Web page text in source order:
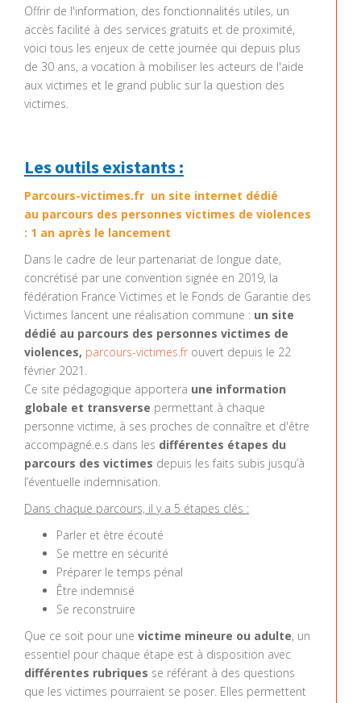
Offrir de l'information, des fonctionnalités utiles, un
accès facilité à des services gratuits et de proximité,
voici tous les enjeux de cette journée qui depuis plus
de 30 ans, a vocation à mobiliser les acteurs de l'aide
aux victimes et le grand public sur la question des
victimes.
Les outils existants :
Parcours-victimes.fr un site internet dédié
au parcours des personnes victimes de violences
: 1 an après le lancement
Dans le cadre de leur partenariat de longue date,
concrétisé par une convention signée en 2019, la
fédération France Victimes et le Fonds de Garantie des
Victimes lancent une réalisation commune : un site
dédié au parcours des personnes victimes de
violences, parcours-victimes.fr ouvert depuis le 22
février 2021.
Ce site pédagogique apportera une information
globale et transverse permettant à chaque
personne victime, à ses proches de connaître et d'être
accompagné.e.s dans les différentes étapes du
parcours des victimes depuis les faits subis jusqu’à
l’éventuelle indemnisation.
Dans chaque parcours, il y a 5 étapes clés :
Parler et être écouté
Se mettre en sécurité
Préparer le temps pénal
Être indemnisé
Se reconstruire
Que ce soit pour une victime mineure ou adulte, un
essentiel pour chaque étape est à disposition avec
différentes rubriques se référant à des questions
que les victimes pourraient se poser. Elles permettent